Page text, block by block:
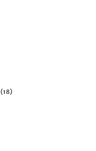
(18)